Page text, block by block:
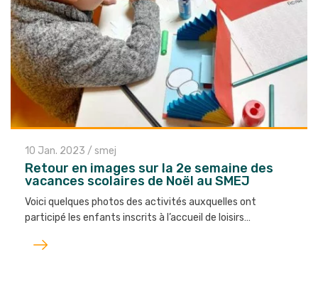
10 Jan. 2023 / smej
Retour en images sur la 2e semaine des
vacances scolaires de Noël au SMEJ
Voici quelques photos des activités auxquelles ont
participé les enfants inscrits à l’accueil de loisirs…
Lire
l'article